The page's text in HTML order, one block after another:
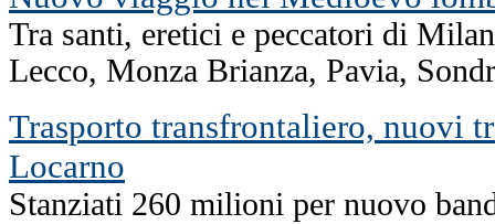
Tra santi, eretici e peccatori di
Lecco, Monza Brianza, Pavia,
Trasporto transfrontaliero, nuovi
Locarno
Stanziati 260 milioni per nuovo